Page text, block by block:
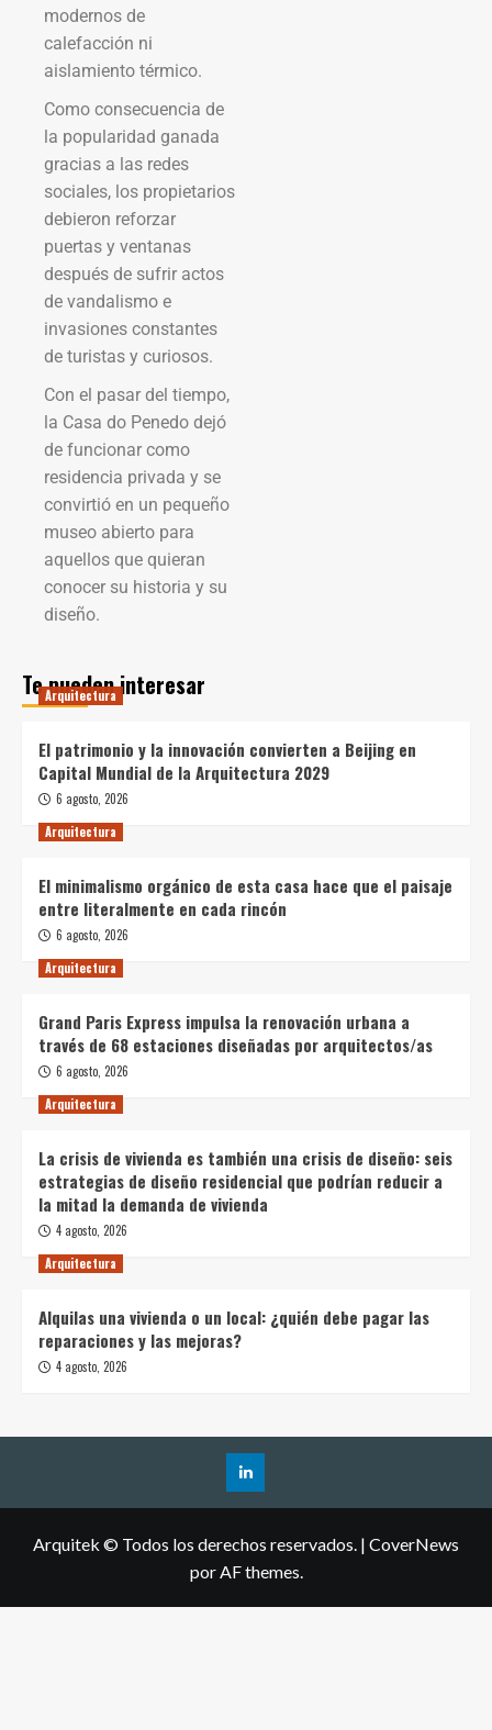
modernos de
calefacción ni
aislamiento térmico.
Como consecuencia de
la popularidad ganada
gracias a las redes
sociales, los propietarios
debieron reforzar
puertas y ventanas
después de sufrir actos
de vandalismo e
invasiones constantes
de turistas y curiosos.
Con el pasar del tiempo,
la Casa do Penedo dejó
de funcionar como
residencia privada y se
convirtió en un pequeño
museo abierto para
aquellos que quieran
conocer su historia y su
diseño.
Te pueden interesar
Arquitectura
El patrimonio y la innovación convierten a Beijing en
Capital Mundial de la Arquitectura 2029
6 agosto, 2026
Arquitectura
El minimalismo orgánico de esta casa hace que el paisaje
entre literalmente en cada rincón
6 agosto, 2026
Arquitectura
Grand Paris Express impulsa la renovación urbana a
través de 68 estaciones diseñadas por arquitectos/as
6 agosto, 2026
Arquitectura
La crisis de vivienda es también una crisis de diseño: seis
estrategias de diseño residencial que podrían reducir a
la mitad la demanda de vivienda
4 agosto, 2026
Arquitectura
Alquilas una vivienda o un local: ¿quién debe pagar las
reparaciones y las mejoras?
4 agosto, 2026
Arquitek © Todos los derechos reservados. | CoverNews
por AF themes.